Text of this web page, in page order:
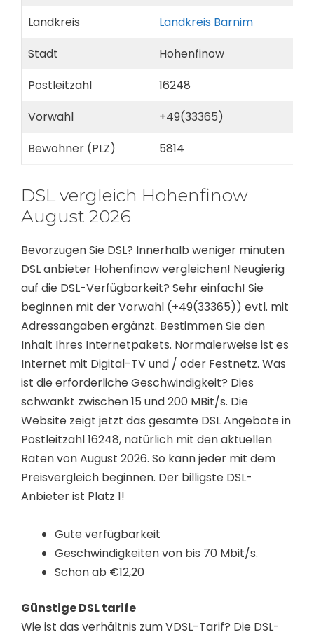
Landkreis
Landkreis Barnim
Stadt
Hohenfinow
Postleitzahl
16248
Vorwahl
+49(33365)
Bewohner (PLZ)
5814
DSL vergleich Hohenfinow
August 2026
Bevorzugen Sie DSL? Innerhalb weniger minuten
DSL anbieter Hohenfinow vergleichen! Neugierig
auf die DSL-Verfügbarkeit? Sehr einfach! Sie
beginnen mit der Vorwahl (+49(33365)) evtl. mit
Adressangaben ergänzt. Bestimmen Sie den
Inhalt Ihres Internetpakets. Normalerweise ist es
Internet mit Digital-TV und / oder Festnetz. Was
ist die erforderliche Geschwindigkeit? Dies
schwankt zwischen 15 und 200 MBit/s. Die
Website zeigt jetzt das gesamte DSL Angebote in
Postleitzahl 16248, natürlich mit den aktuellen
Raten von August 2026. So kann jeder mit dem
Preisvergleich beginnen. Der billigste DSL-
Anbieter ist Platz 1!
Gute verfügbarkeit
Geschwindigkeiten von bis 70 Mbit/s.
Schon ab €12,20
Günstige DSL tarife
Wie ist das verhältnis zum VDSL-Tarif? Die DSL-